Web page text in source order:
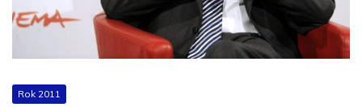
Rok 2011